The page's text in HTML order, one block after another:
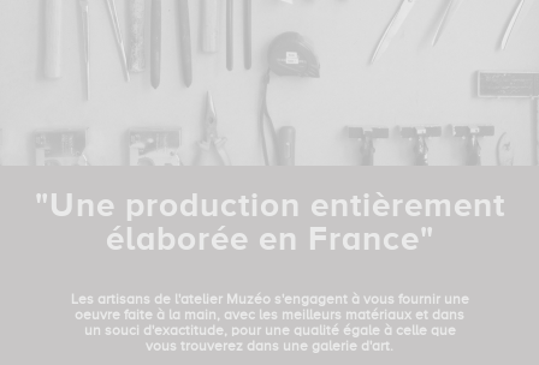
"Une production entièrement
élaborée en France"
Les artisans de l'atelier Muzéo s'engagent à vous fournir une
oeuvre faite à la main, avec les meilleurs matériaux et dans
un souci d'exactitude, pour une qualité égale à celle que
vous trouverez dans une galerie d'art.